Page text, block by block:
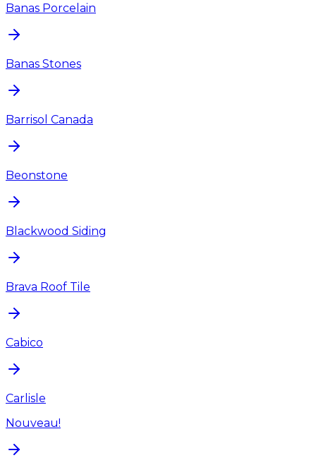
Banas Porcelain
Banas Stones
Barrisol Canada
Beonstone
Blackwood Siding
Brava Roof Tile
Cabico
Carlisle
Nouveau!